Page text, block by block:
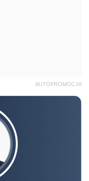
AUTOPROMOCJA